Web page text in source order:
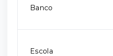
Banco
Escola